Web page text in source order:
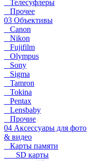
Телесуфлеры
Прочее
03 Объективы
Canon
Nikon
Fujifilm
Olympus
Sony
Sigma
Tamron
Tokina
Pentax
Lensbaby
Прочие
04 Аксессуары для фото
& видео
Карты памяти
SD карты